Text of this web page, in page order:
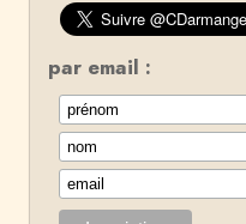
par email :